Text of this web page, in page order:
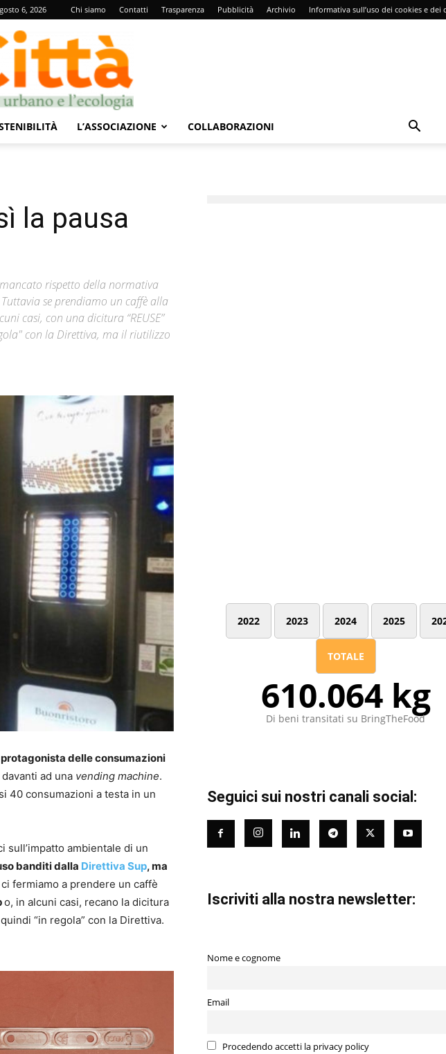
6, 2026 Chi siamo Contatti Trasparenza Pubblicità Archivio Informativa sull’uso dei cookies e dei
L’ASSOCIAZIONE COLLABORAZIONI
la pausa
rispetto della normativa
se prendiamo un caffè alla
casi, con una dicitura “REUSE”
con la Direttiva, ma il riutilizzo
delle consumazioni
ad una vending machine.
40 consumazioni a testa in un
sull’impatto ambientale di un
banditi dalla Direttiva Sup, ma
fermiamo a prendere un caffè
o, in alcuni casi, recano la dicitura
“in regola” con la Direttiva.
2022 2023 2024 2025
TOTALE
610.064 kg
Di beni transitati su BringTheFood
Seguici sui nostri canali social:
Iscriviti alla nostra newsletter:
Nome e cognome
Email
Procedendo accetti la privacy policy